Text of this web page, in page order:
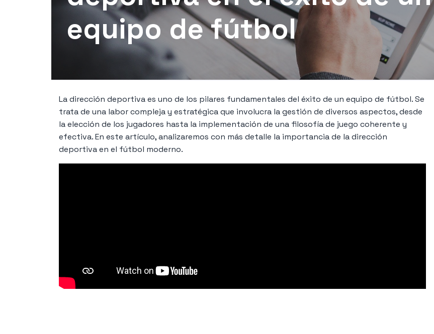
equipo de fútbol
La dirección deportiva es uno de los pilares fundamentales del éxito de un equipo de fútbol. Se
trata de una labor compleja y estratégica que involucra la gestión de diversos aspectos, desde
la elección de los jugadores hasta la implementación de una filosofía de juego coherente y
efectiva. En este artículo, analizaremos con más detalle la importancia de la dirección
deportiva en el fútbol moderno.